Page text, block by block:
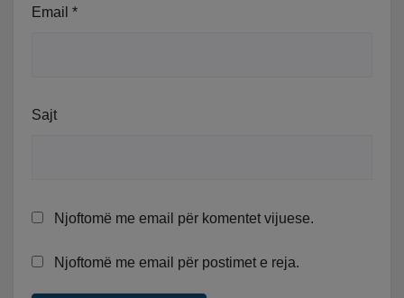
Email *
Sajt
Njoftomë me email për komentet vijuese.
Njoftomë me email për postimet e reja.